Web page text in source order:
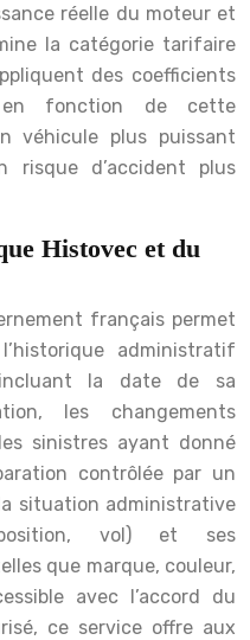
réelle du moteur et
la catégorie tarifaire
des coefficients
en fonction de cette
véhicule plus puissant
risque d’accident plus
Histovec et du
français permet
administratif
incluant la date de sa
les changements
sinistres ayant donné
contrôlée par un
situation administrative
vol) et ses
que marque, couleur,
avec l’accord du
ce service offre aux